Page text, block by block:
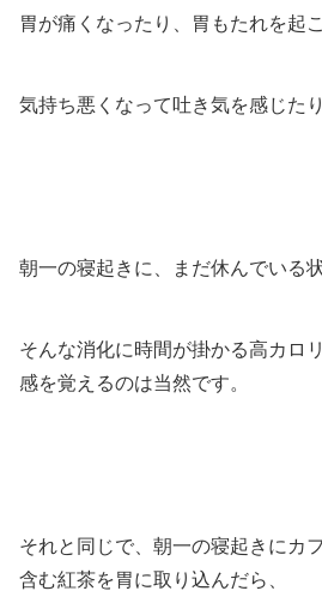
胃が痛くなったり、胃もたれを起
気持ち悪くなって吐き気を感じた
朝一の寝起きに、まだ休んでいる
そんな消化に時間が掛かる高カロ
感を覚えるのは当然です。
それと同じで、朝一の寝起きにカ
含む紅茶を胃に取り込んだら、